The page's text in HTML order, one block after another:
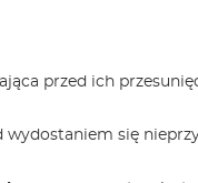
przed ich
wydostaniem się